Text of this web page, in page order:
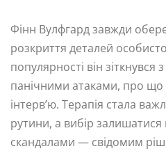
Фінн Вулфгард завжди
розкриття деталей
популярності він зіткнувся
панічними атаками, про що
інтерв’ю. Терапія стала
рутини, а вибір
скандалами — свідомим